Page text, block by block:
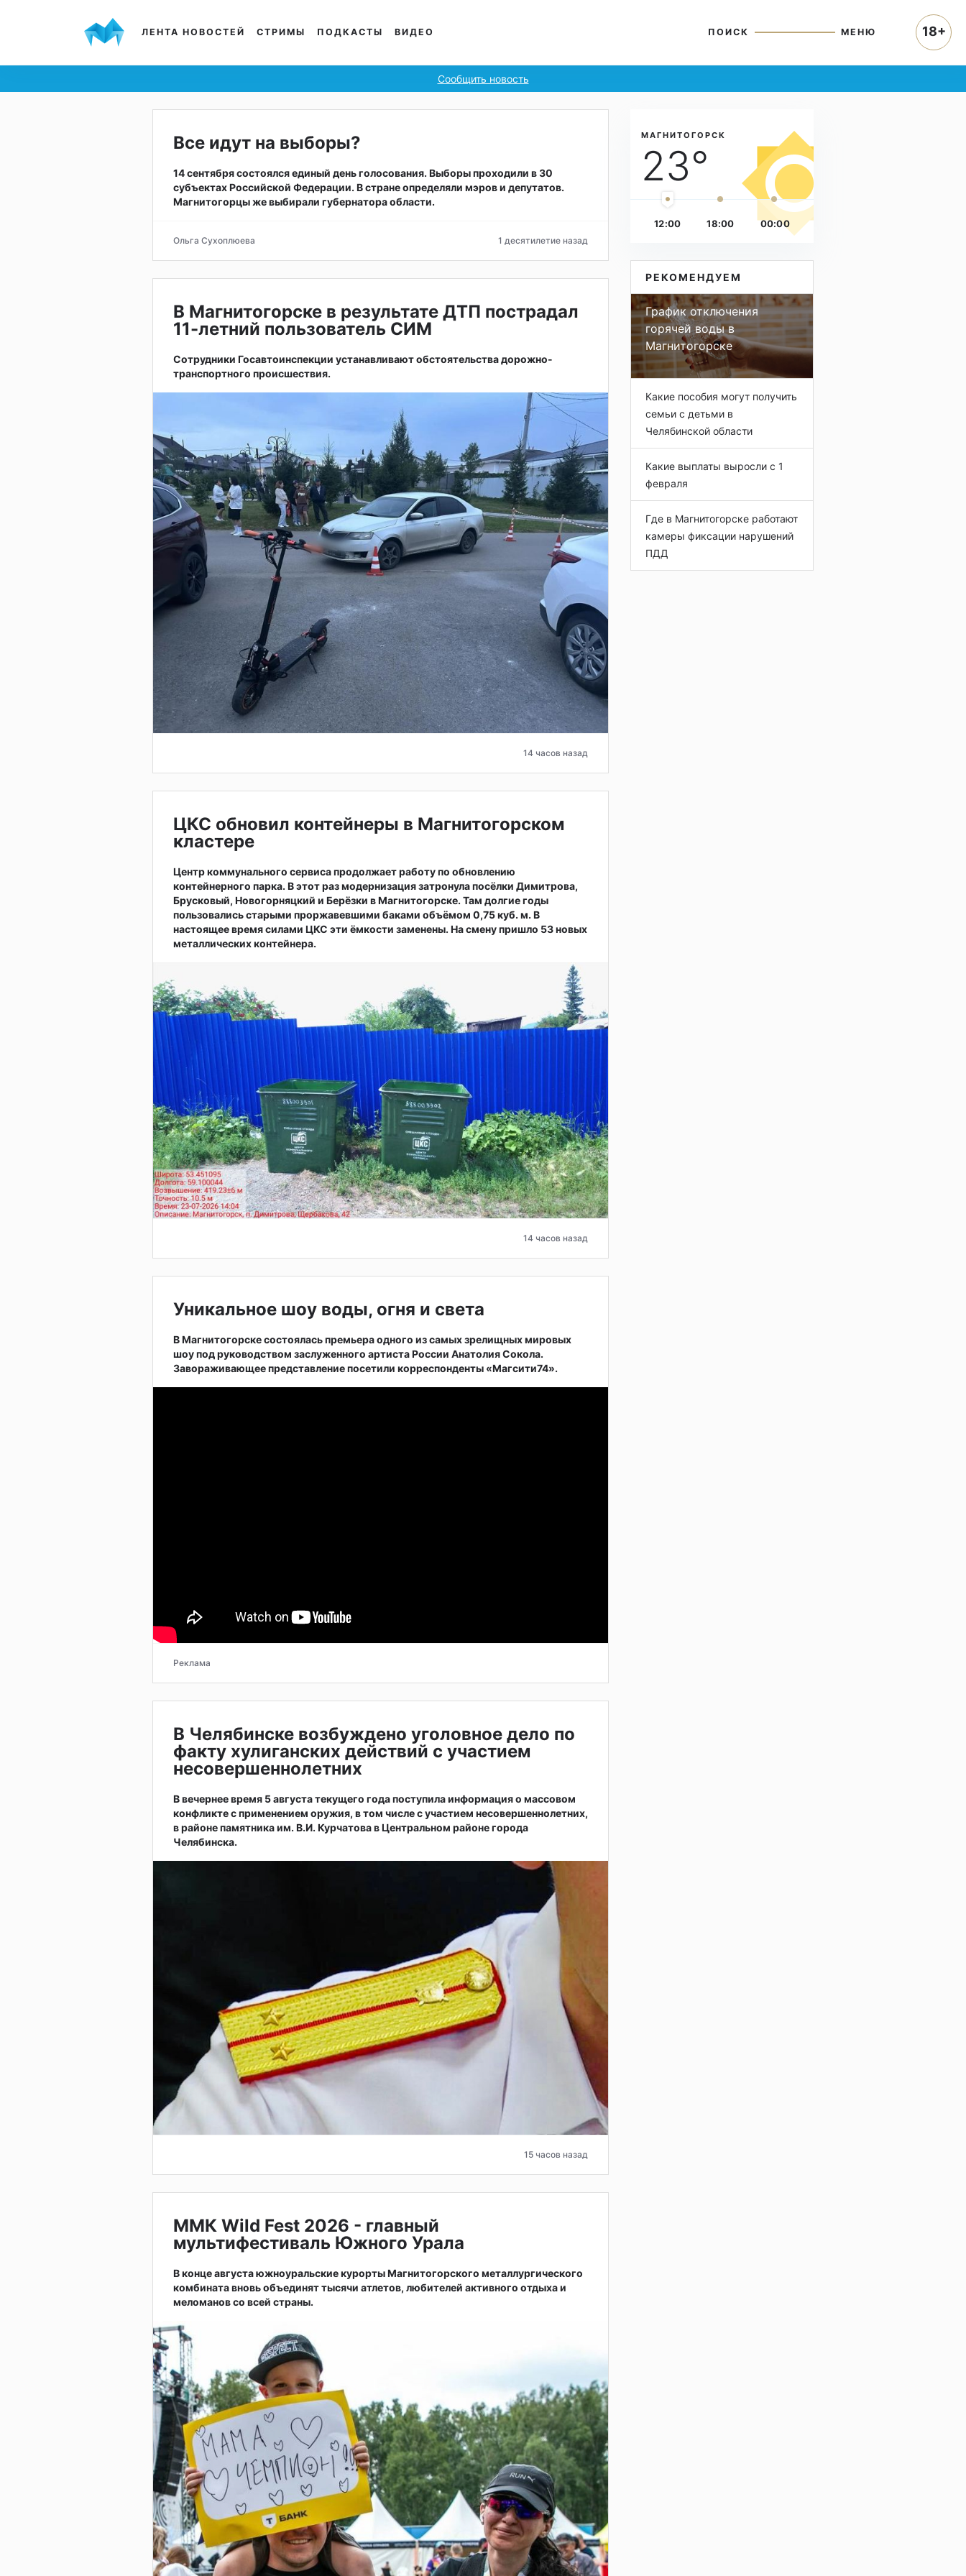
ЛЕНТА НОВОСТЕЙ СТРИМЫ ПОДКАСТЫ ВИДЕО ПОИСК МЕНЮ
Сообщить новость
Все идут на выборы?
14 сентября состоялся единый день голосования. Выборы проходили в 30
субъектах Российской Федерации. В стране определяли мэров и депутатов.
Магнитогорцы же выбирали губернатора области.
Ольга Сухоплюева 1 десятилетие назад
В Магнитогорске в результате ДТП пострадал
11-летний пользователь СИМ
Сотрудники Госавтоинспекции устанавливают обстоятельства дорожно-
транспортного происшествия.
14 часов назад
ЦКС обновил контейнеры в Магнитогорском
кластере
Центр коммунального сервиса продолжает работу по обновлению
контейнерного парка. В этот раз модернизация затронула посёлки Димитрова,
Брусковый, Новогорняцкий и Берёзки в Магнитогорске. Там долгие годы
пользовались старыми проржавевшими баками объёмом 0,75 куб. м. В
настоящее время силами ЦКС эти ёмкости заменены. На смену пришло 53 новых
металлических контейнера.
14 часов назад
Уникальное шоу воды, огня и света
В Магнитогорске состоялась премьера одного из самых зрелищных мировых
шоу под руководством заслуженного артиста России Анатолия Сокола.
Завораживающее представление посетили корреспонденты «Магсити74».
Реклама
В Челябинске возбуждено уголовное дело по
факту хулиганских действий с участием
несовершеннолетних
В вечернее время 5 августа текущего года поступила информация о массовом
конфликте с применением оружия, в том числе с участием несовершеннолетних,
в районе памятника им. В.И. Курчатова в Центральном районе города
Челябинска.
15 часов назад
ММК Wild Fest 2026 - главный
мультифестиваль Южного Урала
В конце августа южноуральские курорты Магнитогорского металлургического
комбината вновь объединят тысячи атлетов, любителей активного отдыха и
меломанов со всей страны.
МАГНИТОГОРСК
23°
12:00 18:00 00:00
РЕКОМЕНДУЕМ
График отключения
горячей воды в
Магнитогорске
Какие пособия могут получить
семьи с детьми в
Челябинской области
Какие выплаты выросли с 1
февраля
Где в Магнитогорске работают
камеры фиксации нарушений
ПДД
18+